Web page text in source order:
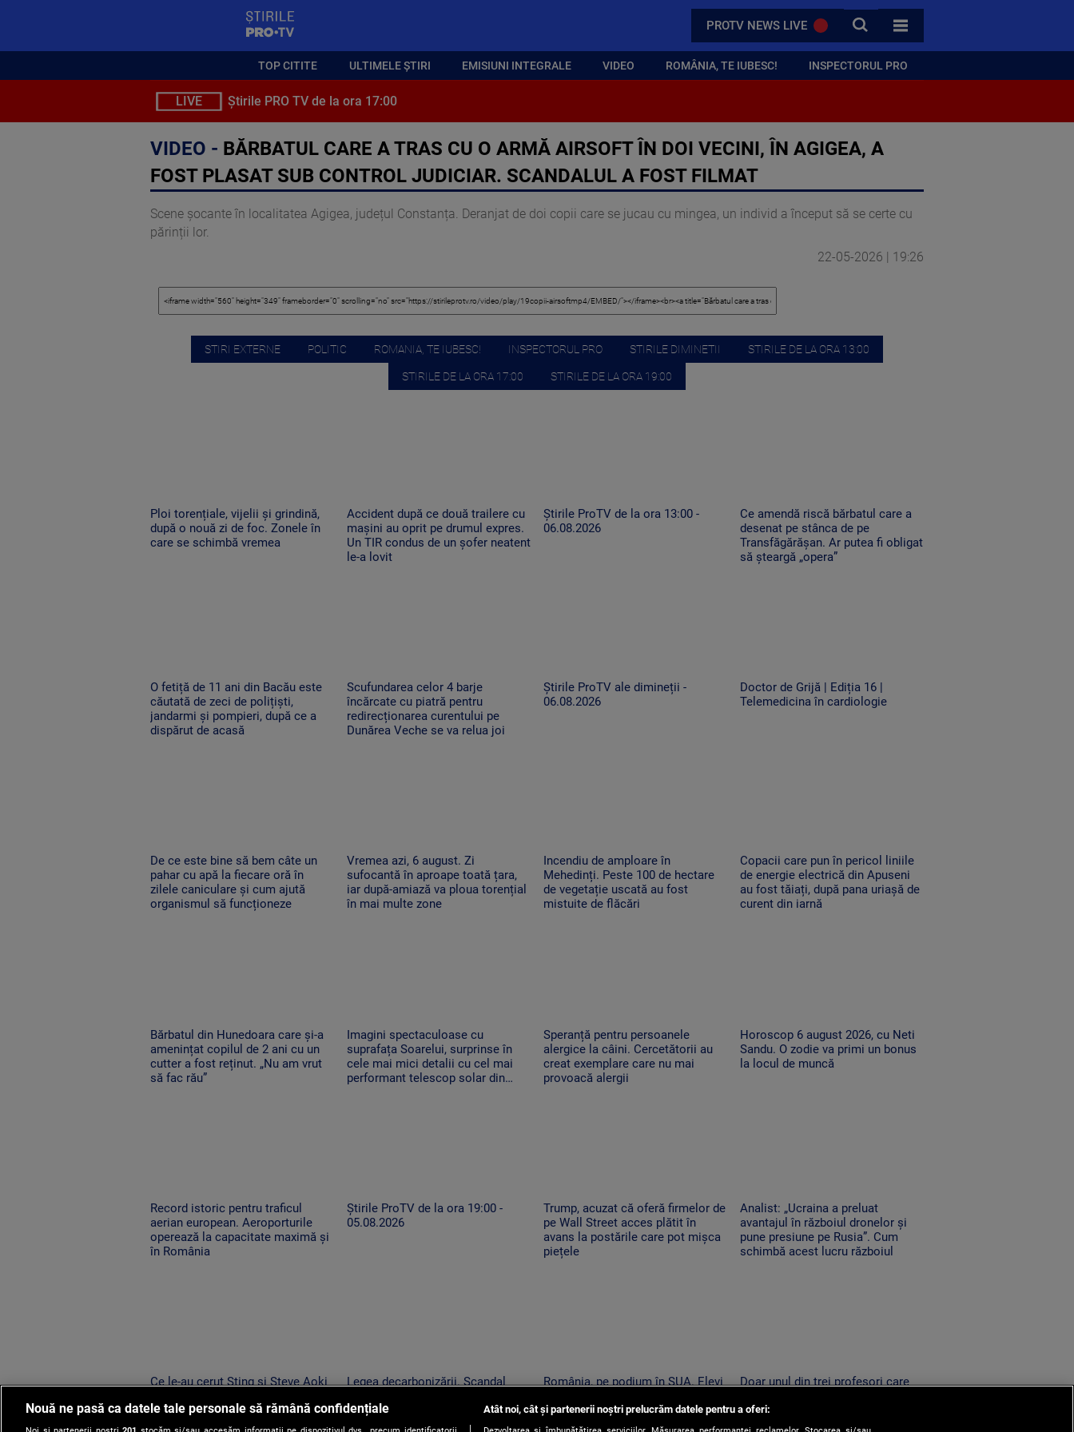
PROTV NEWS LIVE CAUTA
TOATE CATEGORIILE
TOP CITITE ULTIMELE ȘTIRI EMISIUNI INTEGRALE VIDEO ROMÂNIA, TE IUBESC! INSPECTORUL PRO
LIVE Știrile PRO TV de la ora 17:00
VIDEO - BĂRBATUL CARE A TRAS CU O ARMĂ AIRSOFT ÎN DOI VECINI, ÎN AGIGEA, A
FOST PLASAT SUB CONTROL JUDICIAR. SCANDALUL A FOST FILMAT
Scene șocante în localitatea Agigea, județul Constanța. Deranjat de doi copii care se jucau cu mingea, un individ a început să se certe cu
părinții lor.
22-05-2026 | 19:26
STIRI EXTERNE POLITIC ROMANIA, TE IUBESC! INSPECTORUL PRO STIRILE DIMINETII STIRILE DE LA ORA 13:00
STIRILE DE LA ORA 17:00 STIRILE DE LA ORA 19:00
Ploi torențiale, vijelii și grindină,
după o nouă zi de foc. Zonele în
care se schimbă vremea
Accident după ce două trailere cu
mașini au oprit pe drumul expres.
Un TIR condus de un șofer neatent
le-a lovit
Știrile ProTV de la ora 13:00 -
06.08.2026
Ce amendă riscă bărbatul care a
desenat pe stânca de pe
Transfăgărășan. Ar putea fi obligat
să șteargă „opera”
O fetiță de 11 ani din Bacău este
căutată de zeci de polițiști,
jandarmi și pompieri, după ce a
dispărut de acasă
Scufundarea celor 4 barje
încărcate cu piatră pentru
redirecționarea curentului pe
Dunărea Veche se va relua joi
Știrile ProTV ale dimineții -
06.08.2026
Doctor de Grijă | Ediția 16 |
Telemedicina în cardiologie
De ce este bine să bem câte un
pahar cu apă la fiecare oră în
zilele caniculare și cum ajută
organismul să funcționeze
Vremea azi, 6 august. Zi
sufocantă în aproape toată țara,
iar după-amiază va ploua torențial
în mai multe zone
Incendiu de amploare în
Mehedinți. Peste 100 de hectare
de vegetație uscată au fost
mistuite de flăcări
Copacii care pun în pericol liniile
de energie electrică din Apuseni
au fost tăiați, după pana uriașă de
curent din iarnă
Bărbatul din Hunedoara care și-a
amenințat copilul de 2 ani cu un
cutter a fost reținut. „Nu am vrut
să fac rău”
Imagini spectaculoase cu
suprafața Soarelui, surprinse în
cele mai mici detalii cu cel mai
performant telescop solar din
Speranță pentru persoanele
alergice la câini. Cercetătorii au
creat exemplare care nu mai
provoacă alergii
Horoscop 6 august 2026, cu Neti
Sandu. O zodie va primi un bonus
la locul de muncă
Record istoric pentru traficul
aerian european. Aeroporturile
operează la capacitate maximă și
în România
Știrile ProTV de la ora 19:00 -
05.08.2026
Trump, acuzat că oferă firmelor de
pe Wall Street acces plătit în
avans la postările care pot mișca
piețele
Analist: „Ucraina a preluat
avantajul în războiul dronelor și
pune presiune pe Rusia”. Cum
schimbă acest lucru războiul
Ce le-au cerut Sting și Steve Aoki
va începe joi
Legea decarbonizării. Scandal
voturilor PSD și AUR, privind
centralele pe cărbune
România, pe podium în SUA. Elevi
obținut 39 de medalii la Olimpiada
NEO Science
Doar unul din trei profesori care
obține un post pe perioadă
nedeterminată
Nouă ne pasă ca datele tale personale să rămână confidențiale Atât noi, cât și partenerii noștri prelucrăm datele pentru a oferi: